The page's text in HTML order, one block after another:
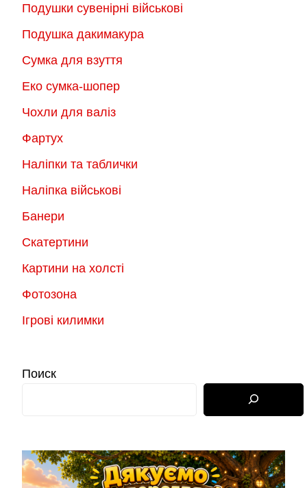
Подушки сувенірні військові
Подушка дакимакура
Сумка для взуття
Еко сумка-шопер
Чохли для валіз
Фартух
Наліпки та таблички
Наліпка військові
Банери
Скатертини
Картини на холсті
Фотозона
Ігрові килимки
Поиск